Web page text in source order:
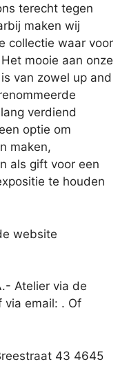
terecht tegen
maken wij
collectie waar voor
mooie aan onze
van zowel up and
verdiend
optie om
maken,
als gift voor een
te houden
website
Atelier via de
via email: . Of
43 4645